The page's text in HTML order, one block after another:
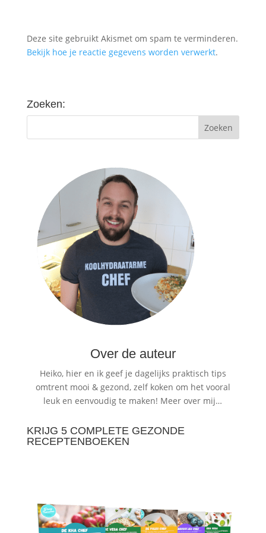
Deze site gebruikt Akismet om spam te verminderen.
Bekijk hoe je reactie gegevens worden verwerkt.
Zoeken:
Over de auteur
Heiko, hier en ik geef je dagelijks praktisch tips
omtrent mooi & gezond, zelf koken om het vooral
leuk en eenvoudig te maken! Meer over mij…
KRIJG 5 COMPLETE GEZONDE
RECEPTENBOEKEN